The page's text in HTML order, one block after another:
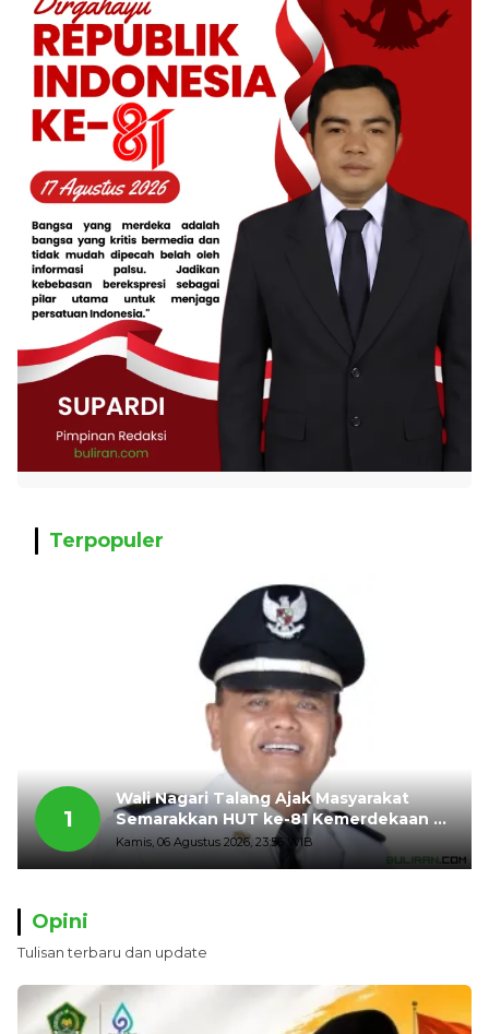
Terpopuler
1
Wali Nagari Talang Ajak Masyarakat
Semarakkan HUT ke-81 Kemerdekaan RI
dengan Mengibarkan Bendera Merah
Putih
Kamis, 06 Agustus 2026, 23:56 WIB
Opini
Tulisan terbaru dan update